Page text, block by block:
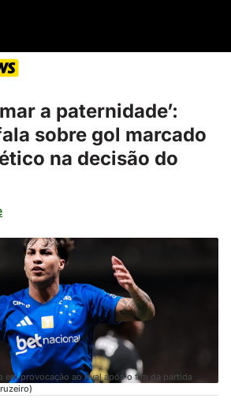
a paternidade’:
sobre gol marcado
na decisão do
em provocação ao rival após o fim da partida